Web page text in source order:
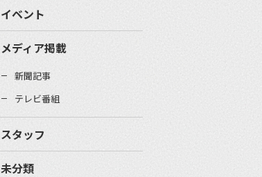
イベント
メディア掲載
新聞記事
テレビ番組
スタッフ
未分類